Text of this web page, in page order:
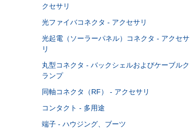
クセサリ
光ファイバコネクタ - アクセサリ
光起電（ソーラーパネル）コネクタ - アクセサ
リ
丸型コネクタ - バックシェルおよびケーブルク
ランプ
同軸コネクタ（RF） - アクセサリ
コンタクト - 多用途
端子 - ハウジング、ブーツ